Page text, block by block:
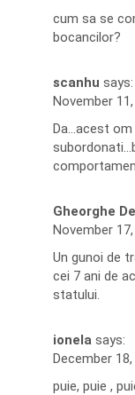
cum sa se
bocancilor?
scanhu says:
November
Da…acest om
Gheorghe
November
Un gunoi de
cei 7 ani de
statului.
ionela says:
December
puie, puie ,